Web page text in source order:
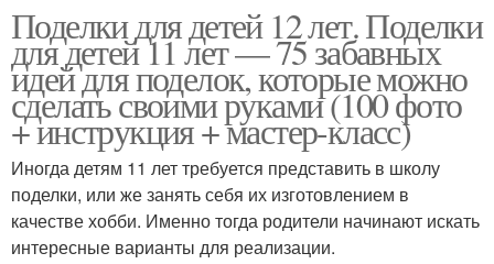
Поделки из бумаги Интересные поделки
Тест для детей Простые поделки
Поделки для
Поделки для детей 12 лет. Поделки
для детей 11 лет — 75 забавных
идей для поделок, которые можно
сделать своими руками (100 фото
+ инструкция + мастер-класс)
Иногда детям 11 лет требуется представить в школу
поделки, или же занять себя их изготовлением в
качестве хобби. Именно тогда родители начинают искать
интересные варианты для реализации.